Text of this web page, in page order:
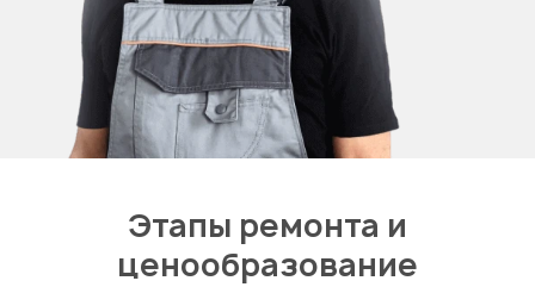
Этапы ремонта и
ценообразование